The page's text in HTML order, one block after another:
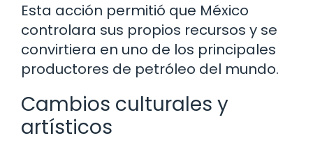
Esta acción permitió que México
controlara sus propios recursos y se
convirtiera en uno de los principales
productores de petróleo del mundo.
Cambios culturales y
artísticos